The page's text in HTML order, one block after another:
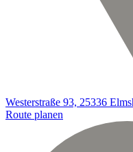
Westerstraße 93, 25336
Route planen